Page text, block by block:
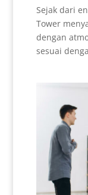
Sejak dari
Tower
dengan
sesuai